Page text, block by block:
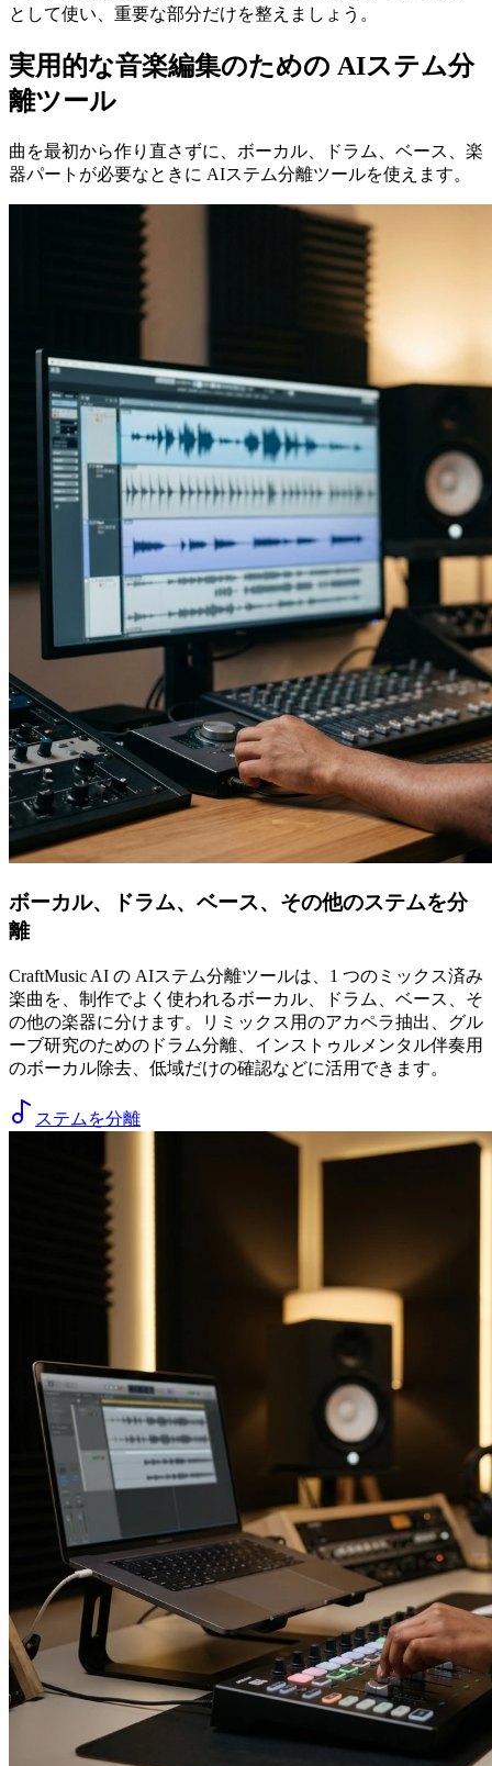
として使い、重要な部分だけを整えましょう。
実用的な音楽編集のための AIステム分
離ツール
曲を最初から作り直さずに、ボーカル、ドラム、ベース、楽
器パートが必要なときに AIステム分離ツールを使えます。
ボーカル、ドラム、ベース、その他のステムを分
離
CraftMusic AI の AIステム分離ツールは、1 つのミックス済み
楽曲を、制作でよく使われるボーカル、ドラム、ベース、そ
の他の楽器に分けます。リミックス用のアカペラ抽出、グル
ーブ研究のためのドラム分離、インストゥルメンタル伴奏用
のボーカル除去、低域だけの確認などに活用できます。
ステムを分離